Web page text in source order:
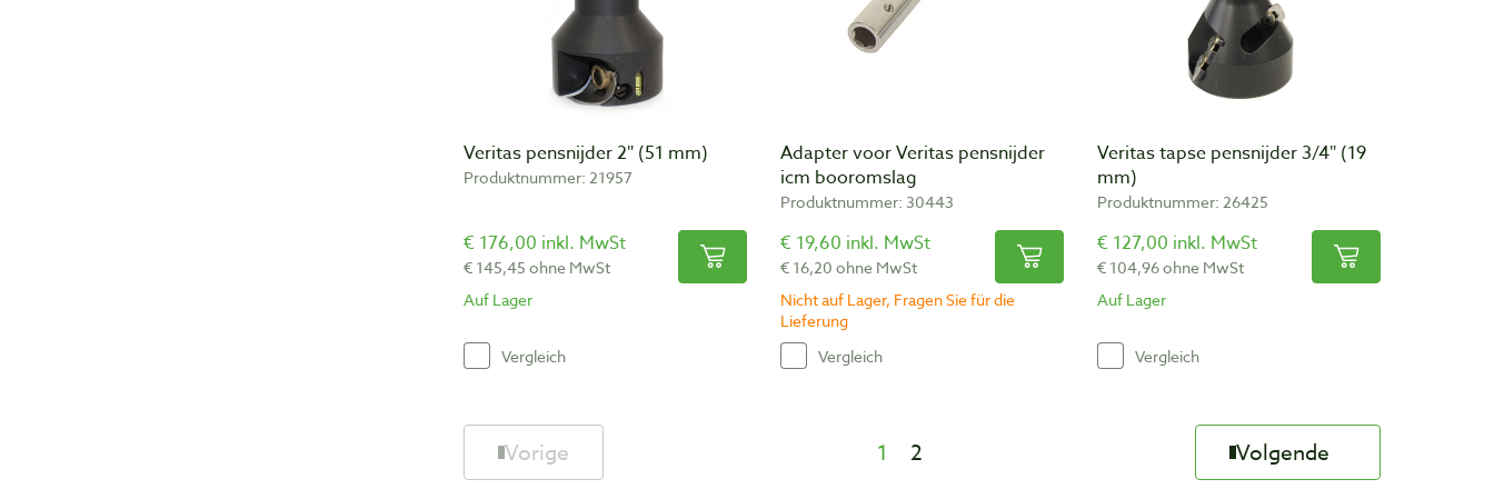
Veritas pensnijder 2″ (51 mm)
Produktnummer: 21957
€ 176,00 inkl. MwSt
€ 145,45 ohne MwSt
Auf Lager
Vergleich
Adapter voor Veritas pensnijder
icm booromslag
Produktnummer: 30443
€ 19,60 inkl. MwSt
€ 16,20 ohne MwSt
Nicht auf Lager, Fragen Sie für die
Lieferung
Vergleich
Veritas tapse pensnijder 3/4″ (19
mm)
Produktnummer: 26425
€ 127,00 inkl. MwSt
€ 104,96 ohne MwSt
Auf Lager
Vergleich
Vorige 1 2 Volgende